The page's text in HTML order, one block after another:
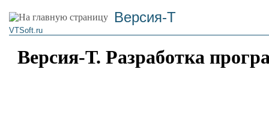
Версия-Т
VTSoft.ru
Версия-Т. Разработка